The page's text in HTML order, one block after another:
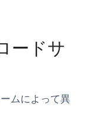
ードサ
ムによって異